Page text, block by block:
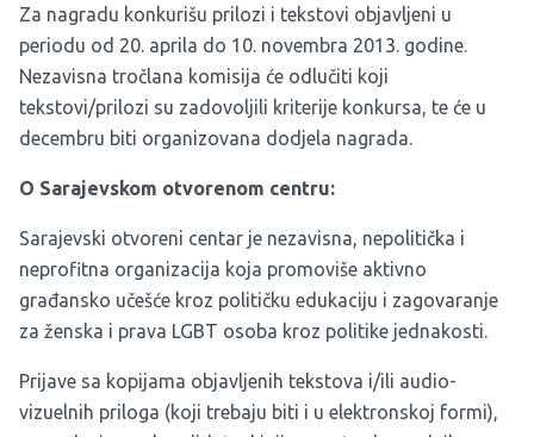
Za nagradu konkurišu prilozi i tekstovi objavljeni u
periodu od 20. aprila do 10. novembra 2013. godine.
Nezavisna tročlana komisija će odlučiti koji
tekstovi/prilozi su zadovoljili kriterije konkursa, te će u
decembru biti organizovana dodjela nagrada.
O Sarajevskom otvorenom centru:
Sarajevski otvoreni centar je nezavisna, nepolitička i
neprofitna organizacija koja promoviše aktivno
građansko učešće kroz političku edukaciju i zagovaranje
za ženska i prava LGBT osoba kroz politike jednakosti.
Prijave sa kopijama objavljenih tekstova i/ili audio-
vizuelnih priloga (koji trebaju biti i u elektronskoj formi),